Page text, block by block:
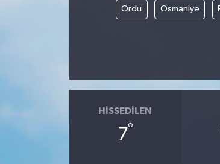
Ordu Osmaniye
HISSEDILEN
7°